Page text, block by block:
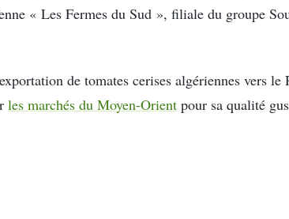
« Les Fermes du Sud », filiale du groupe
de tomates cerises algériennes vers le
les marchés du Moyen-Orient pour sa qualité